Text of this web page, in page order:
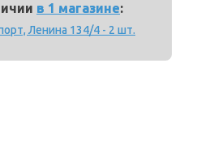
в 1 магазине:
Ленина 134/4 - 2 шт.